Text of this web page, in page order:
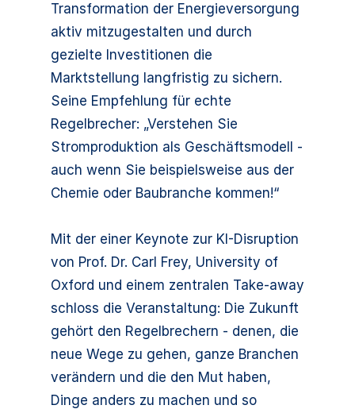
Transformation der Energieversorgung
aktiv mitzugestalten und durch
gezielte Investitionen die
Marktstellung langfristig zu sichern.
Seine Empfehlung für echte
Regelbrecher: „Verstehen Sie
Stromproduktion als Geschäftsmodell -
auch wenn Sie beispielsweise aus der
Chemie oder Baubranche kommen!“
Mit der einer Keynote zur KI-Disruption
von Prof. Dr. Carl Frey, University of
Oxford und einem zentralen Take-away
schloss die Veranstaltung: Die Zukunft
gehört den Regelbrechern - denen, die
neue Wege zu gehen, ganze Branchen
verändern und die den Mut haben,
Dinge anders zu machen und so